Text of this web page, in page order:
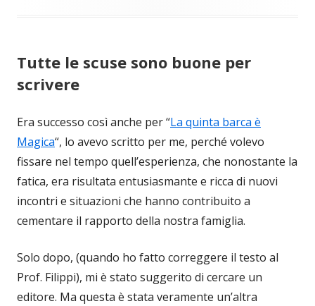
Tutte le scuse sono buone per
scrivere
Era successo così anche per “La quinta barca è
Magica“, lo avevo scritto per me, perché volevo
fissare nel tempo quell’esperienza, che nonostante la
fatica, era risultata entusiasmante e ricca di nuovi
incontri e situazioni che hanno contribuito a
cementare il rapporto della nostra famiglia.
Solo dopo, (quando ho fatto correggere il testo al
Prof. Filippi), mi è stato suggerito di cercare un
editore. Ma questa è stata veramente un’altra